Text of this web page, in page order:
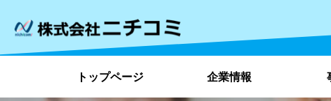
トップページ 企業情報